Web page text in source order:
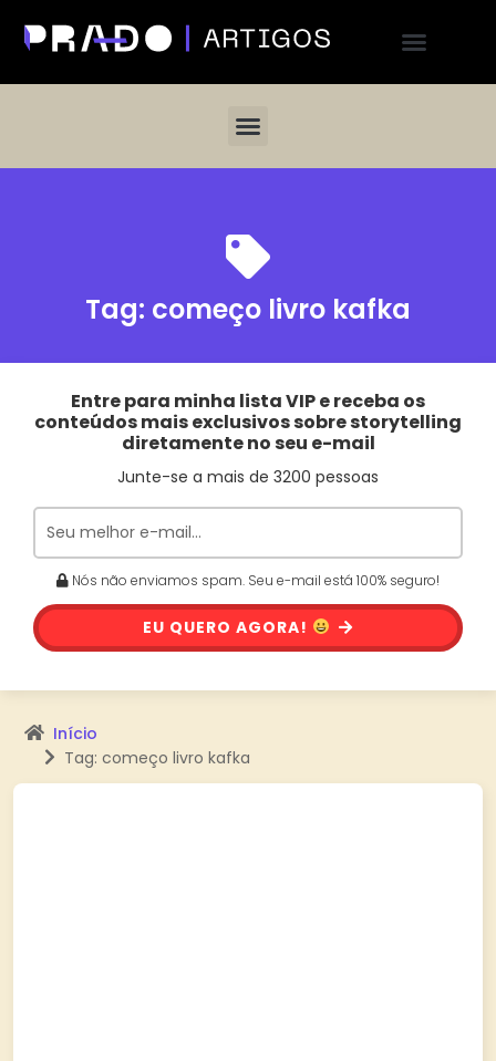
Tag: começo livro kafka
Entre para minha lista VIP e receba os
conteúdos mais exclusivos sobre storytelling
diretamente no seu e-mail
Junte-se a mais de 3200 pessoas
Nós não enviamos spam. Seu e-mail está 100% seguro!
EU QUERO AGORA!
Início
Tag: começo livro kafka